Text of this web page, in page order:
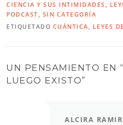
CIENCIA Y SUS INTIMIDADES ,
PODCAST, SIN CATEGORÍA
ETIQUETADO CUÁNTICA, LEYES
UN PENSAMIENTO EN “
LUEGO EXISTO”
ALCIRA